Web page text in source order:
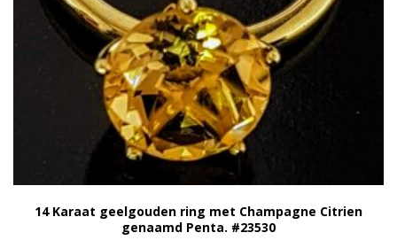
14 Karaat geelgouden ring met Champagne Citrien
genaamd Penta. #23530